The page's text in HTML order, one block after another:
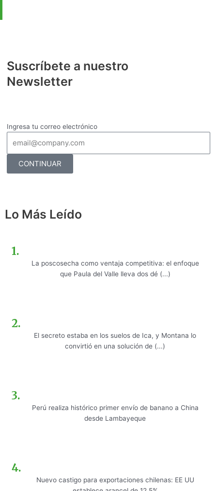
Suscríbete a nuestro
Newsletter
Ingresa tu correo electrónico
CONTINUAR
Lo Más Leído
La poscosecha como ventaja competitiva: el enfoque
que Paula del Valle lleva dos dé (...)
El secreto estaba en los suelos de Ica, y Montana lo
convirtió en una solución de (...)
Perú realiza histórico primer envío de banano a China
desde Lambayeque
Nuevo castigo para exportaciones chilenas: EE UU